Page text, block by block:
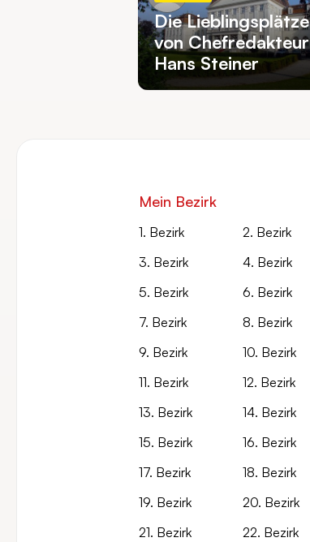
Die Lieblingsplätze
von Chefredakteur
Hans Steiner
Mein Bezirk
1. Bezirk
2. Bezirk
3. Bezirk
4. Bezirk
5. Bezirk
6. Bezirk
7. Bezirk
8. Bezirk
9. Bezirk
10. Bezirk
11. Bezirk
12. Bezirk
13. Bezirk
14. Bezirk
15. Bezirk
16. Bezirk
17. Bezirk
18. Bezirk
19. Bezirk
20. Bezirk
21. Bezirk
22. Bezirk